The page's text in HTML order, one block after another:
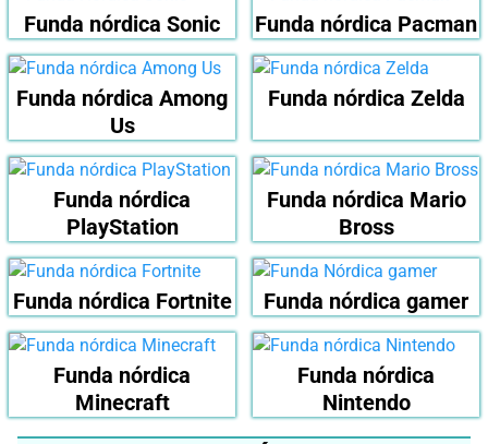
Funda nórdica Sonic Funda nórdica Pacman
Funda nórdica Among
Us
Funda nórdica Zelda
Funda nórdica
PlayStation
Funda nórdica Mario
Bross
Funda nórdica Fortnite Funda nórdica gamer
Funda nórdica
Minecraft
Funda nórdica
Nintendo